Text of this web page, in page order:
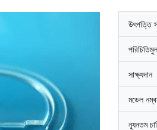
উৎপত্তি
সাক্ষ্যদান
মডেল
ন্যূনতম